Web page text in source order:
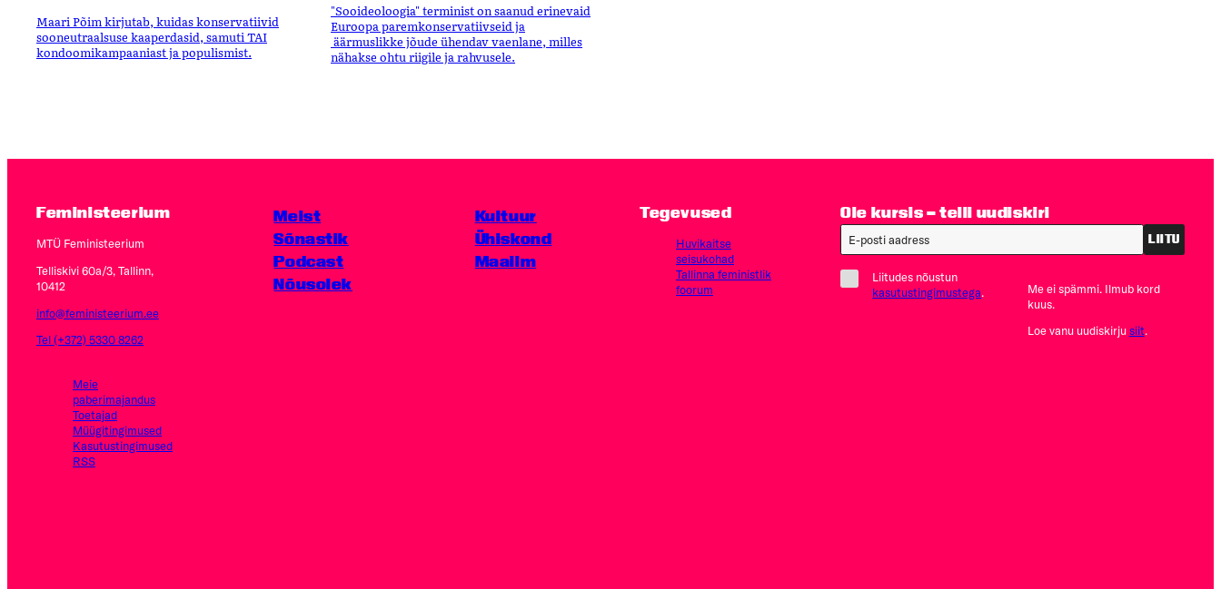
Maari Põim kirjutab, kuidas konservatiivid
sooneutraalsuse kaaperdasid, samuti TAI
kondoomikampaaniast ja populismist.
"Sooideoloogia" terminist on saanud erinevaid
Euroopa paremkonservatiivseid ja
äärmuslikke jõude ühendav vaenlane, milles
nähakse ohtu riigile ja rahvusele.
Feministeerium
MTÜ Feministeerium
Telliskivi 60a/3, Tallinn,
10412
info@feministeerium.ee
Tel (+372) 5330 8262
Meie
paberimajandus
Toetajad
Müügitingimused
Kasutus­tingimused
RSS
Meist
Sõnastik
Podcast
Nõusolek
Kultuur
Ühiskond
Maailm
Tegevused
Huvikaitse
seisukohad
Tallinna feministlik
foorum
Ole kursis – telli uudiskiri
LIITU
Liitudes nõustun
kasutustingimustega.
Me ei spämmi. Ilmub kord
kuus.
Loe vanu uudiskirjusiit.